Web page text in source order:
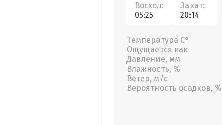
Восход:
05:25
Закат:
20:14
Температура С°
Ощущается как
Давление, мм
Влажность, %
Ветер, м/с
Вероятность осадков, %